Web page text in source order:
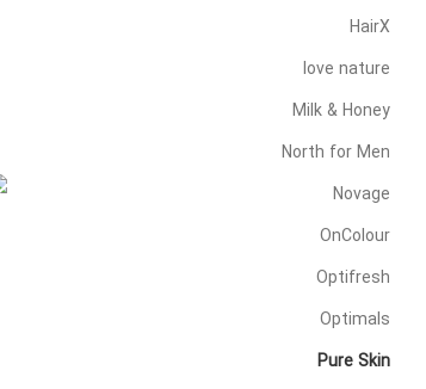
HairX
love nature
Milk & Honey
North for Men
Novage
OnColour
Optifresh
Optimals
Pure Skin